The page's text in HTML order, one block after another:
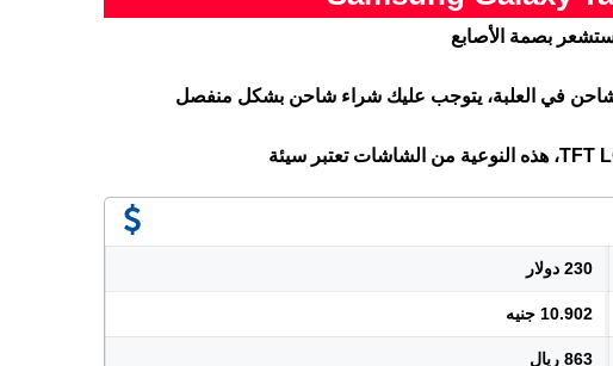
بصمة الأصابع
شاحن في العلبة، يتوجب عليك شراء شاحن بشكل منفصل
230 دولار
10.902 جنيه
863 ريال